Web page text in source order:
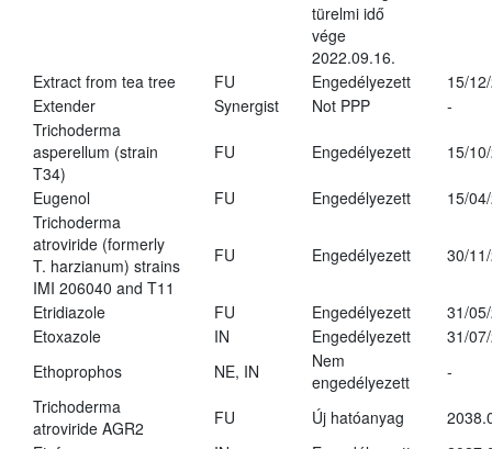
türelmi idő
vége
2022.09.16.
Extract from tea tree FU Engedélyezett
15/
Extender
Synergist Not PPP
-
Trichoderma
asperellum (strain
T34)
FU Engedélyezett 15/
Eugenol FU Engedélyezett
15/
Trichoderma
atroviride (formerly
T. harzianum) strains
IMI 206040 and T11
FU Engedélyezett 30/
Etridiazole FU Engedélyezett
31/
Etoxazole
IN Engedélyezett
31/
Ethoprophos
NE, IN
Nem
engedélyezett
-
Trichoderma
atroviride AGR2
FU Új hatóanyag